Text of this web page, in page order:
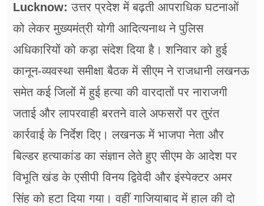
अन्य खबरें
Lucknow: उत्तर प्रदेश में बढ़ती आपराधिक घटनाओं
को लेकर मुख्यमंत्री योगी आदित्यनाथ ने पुलिस
अधिकारियों को कड़ा संदेश दिया है। शनिवार को हुई
कानून-व्यवस्था समीक्षा बैठक में सीएम ने राजधानी लखनऊ
समेत कई जिलों में हुई हत्या की वारदातों पर नाराजगी
जताई और लापरवाही बरतने वाले अफसरों पर तुरंत
कार्रवाई के निर्देश दिए। लखनऊ में भाजपा नेता और
बिल्डर हत्याकांड का संज्ञान लेते हुए सीएम के आदेश पर
विभूति खंड के एसीपी विनय द्विवेदी और इंस्पेक्टर अमर
सिंह को हटा दिया गया। वहीं गाजियाबाद में हाल की दो